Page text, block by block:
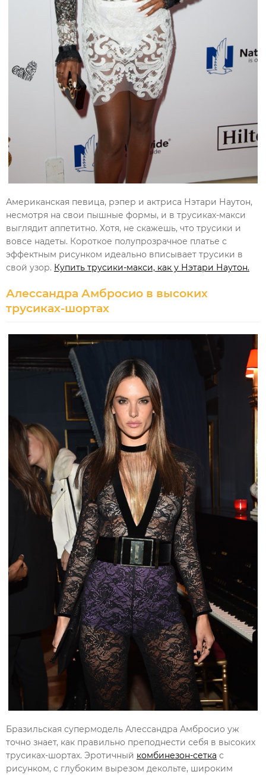
Американская певица, рэпер и актриса Нэтари Наутон,
несмотря на свои пышные формы, и в трусиках-макси
выглядит аппетитно. Хотя, не скажешь, что трусики и
вовсе надеты. Короткое полупрозрачное платье с
эффектным рисунком идеально вписывает трусики в
свой узор. Купить трусики-макси, как у Нэтари Наутон.
Алессандра Амбросио в высоких
трусиках-шортах
Бразильская супермодель Алессандра Амбросио уж
точно знает, как правильно преподнести себя в высоких
трусиках-шортах. Эротичный комбинезон-сетка с
рисунком, с глубоким вырезом декольте, широким